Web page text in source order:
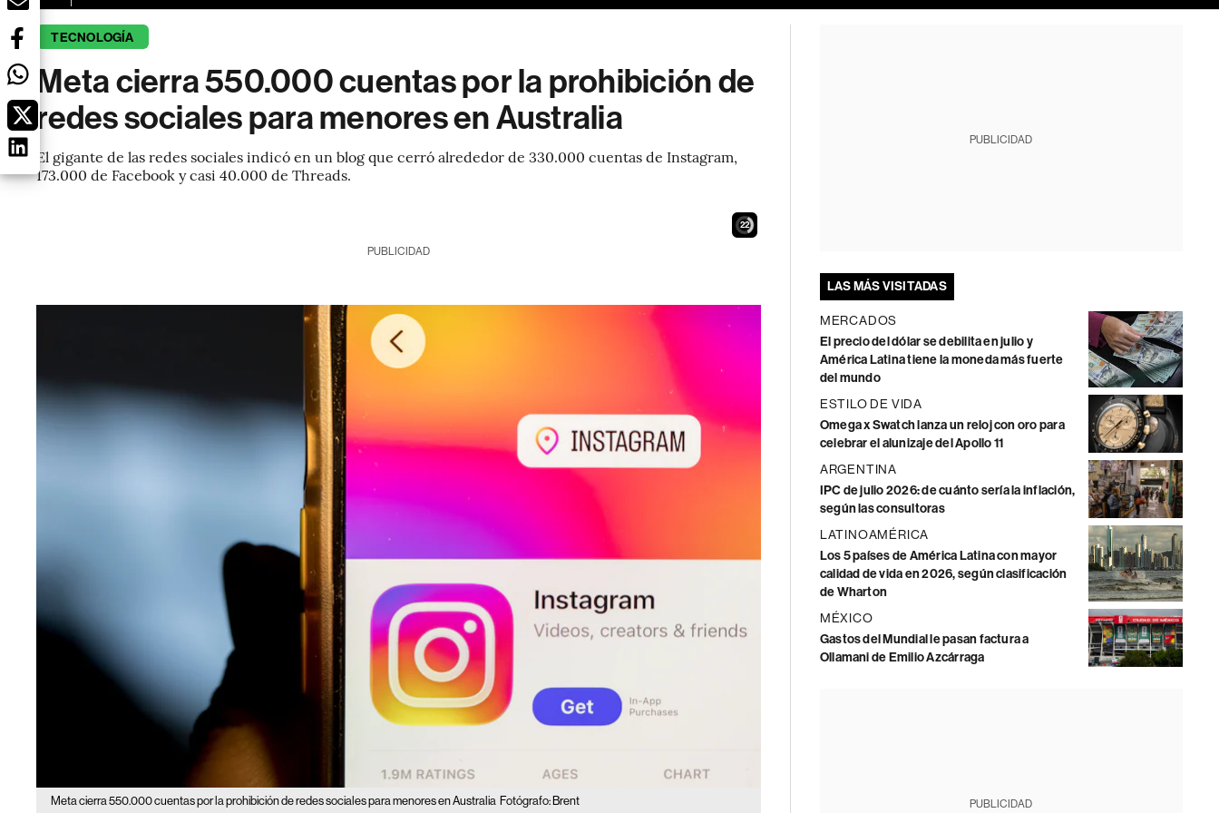
TECNOLOGÍA
Meta cierra 550.000 cuentas por la prohibición de
redes sociales para menores en Australia
El gigante de las redes sociales indicó en un blog que cerró alrededor de 330.000 cuentas de Instagram,
173.000 de Facebook y casi 40.000 de Threads.
21
PUBLICIDAD
Meta cierra 550.000 cuentas por la prohibición de redes sociales para menores en Australia Fotógrafo: Brent
PUBLICIDAD
LAS MÁS VISITADAS
MERCADOS
El precio del dólar se debilita en julio y
América Latina tiene la moneda más fuerte
del mundo
ESTILO DE VIDA
Omega x Swatch lanza un reloj con oro para
celebrar el alunizaje del Apollo 11
ARGENTINA
IPC de julio 2026: de cuánto sería la inflación,
según las consultoras
LATINOAMÉRICA
Los 5 países de América Latina con mayor
calidad de vida en 2026, según clasificación
de Wharton
MÉXICO
Gastos del Mundial le pasan factura a
Ollamani de Emilio Azcárraga
PUBLICIDAD